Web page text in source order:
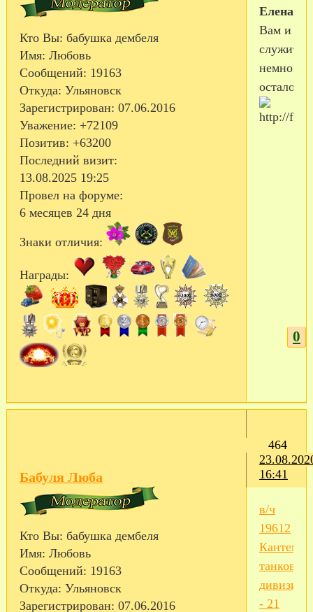
Кто Вы: бабушка дембеля
Имя: Любовь
Сообщений: 19163
Откуда: Ульяновск
Зарегистрирован: 07.06.2016
Уважение: +72109
Позитив: +63200
Последний визит:
13.08.2025 19:25
Провел на форуме:
6 месяцев 24 дня
Знаки отличия:
Награды:
Вам и
служить
немного
0
464
16:41
Бабуля Люба
Кто Вы: бабушка дембеля
Имя: Любовь
Сообщений: 19163
Откуда: Ульяновск
Зарегистрирован: 07.06.2016
в/ч
19612
танковая
дивизия
- 21